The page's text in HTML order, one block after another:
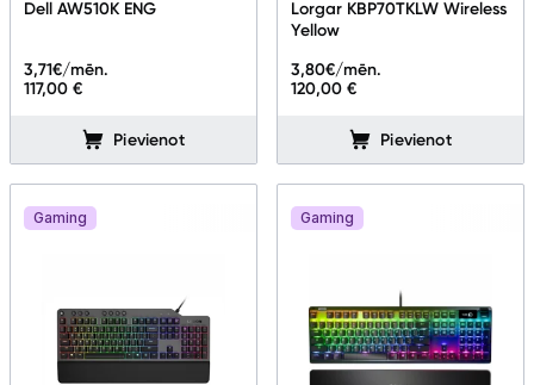
Dell AW510K ENG
117,00 €
3,71€/mēn.
Pievienot
Lorgar KBP70TKLW Wireless
Yellow
120,00 €
3,80€/mēn.
Pievienot
Gaming Gaming